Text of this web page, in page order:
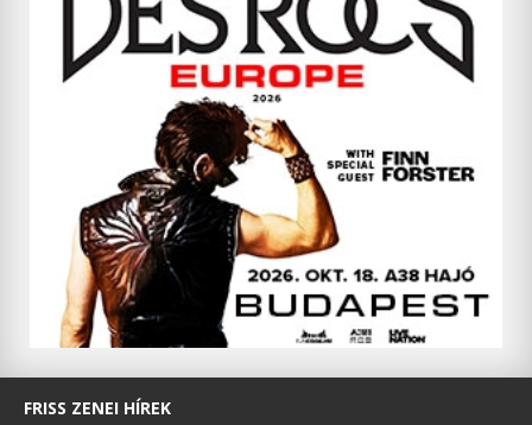
FRISS ZENEI HÍREK